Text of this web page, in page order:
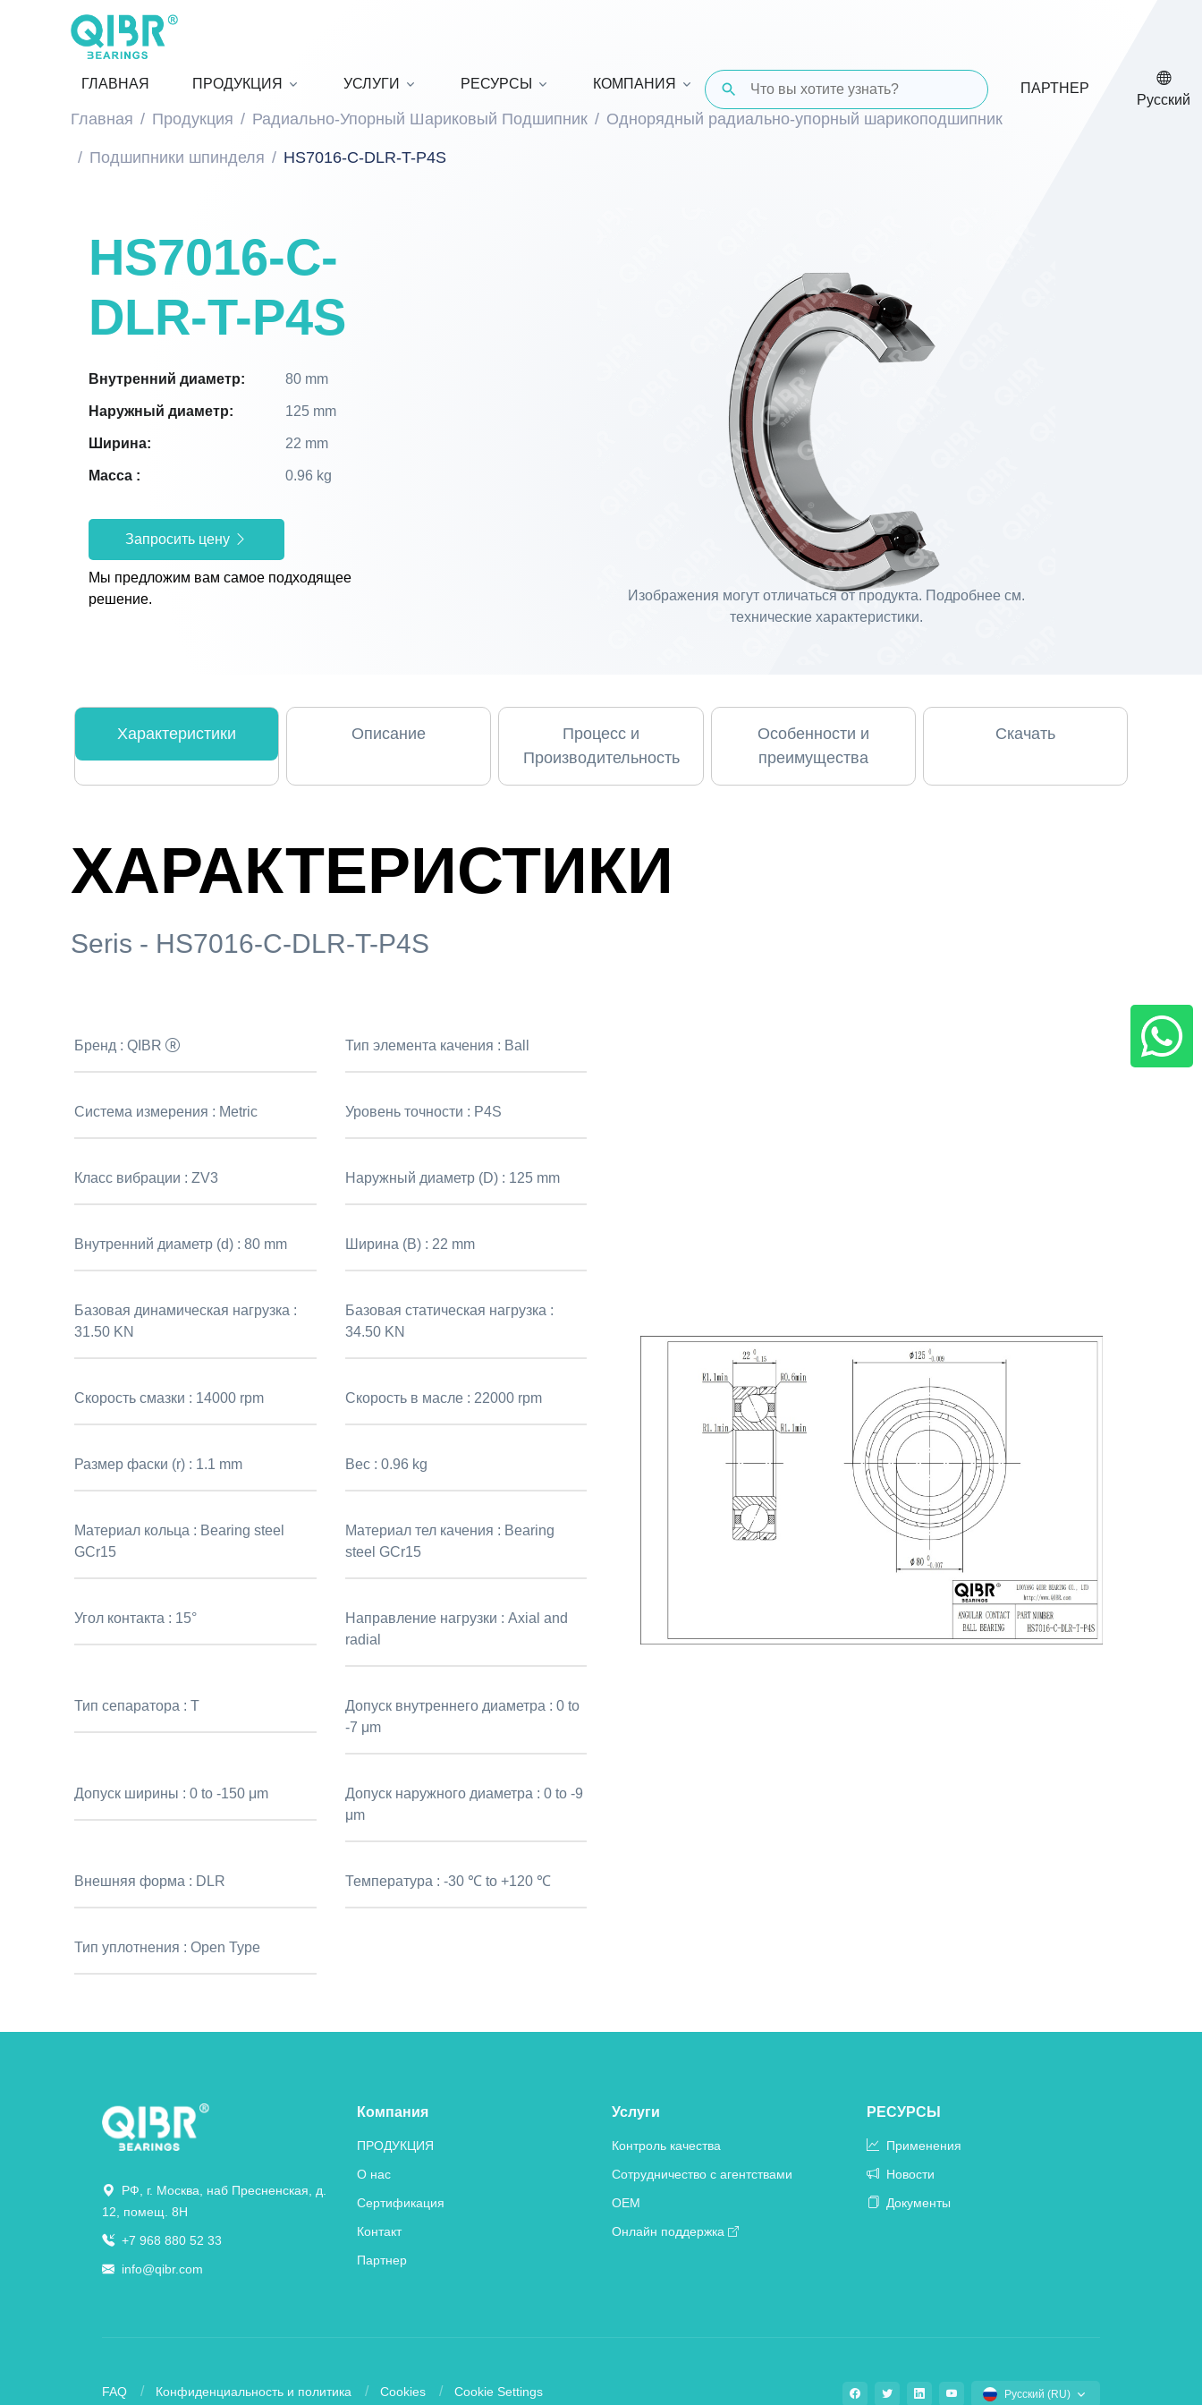
ГЛАВНАЯ ПРОДУКЦИЯ УСЛУГИ РЕСУРСЫ КОМПАНИЯ ПАРТНЕР
Русский
Главная Продукция Радиально-Упорный Шариковый Подшипник Однорядный радиально-упорный шарикоподшипник
Подшипники шпинделя HS7016-C-DLR-T-P4S
HS7016-C-
DLR-T-P4S
Внутренний диаметр: 80 mm
Наружный диаметр: 125 mm
Ширина: 22 mm
Масса : 0.96 kg
Запросить цену
Мы предложим вам самое подходящее
решение.
Изображения могут отличаться от продукта. Подробнее см.
технические характеристики.
Характеристики Описание
Процесс и
Производительность
Особенности и
преимущества
Скачать
ХАРАКТЕРИСТИКИ
Seris - HS7016-C-DLR-T-P4S
Бренд :QIBR Тип элемента качения : Ball
Система измерения : Metric Уровень точности : P4S
Класс вибрации :ZV3 Наружный диаметр (D) : 125 mm
Внутренний диаметр (d) :80 mm Ширина (B) : 22 mm
Базовая динамическая нагрузка :
31.50 KN
Базовая статическая нагрузка :
34.50 KN
Скорость смазки : 14000 rpm Скорость в масле : 22000 rpm
Размер фаски (r) : 1.1 mm Вес : 0.96 kg
Материал кольца : Bearing steel
GCr15
Материал тел качения : Bearing
steel GCr15
Угол контакта : 15° Направление нагрузки : Axial and
radial
Тип сепаратора :T Допуск внутреннего диаметра : 0 to
-7 μm
Допуск ширины :0 to -150 μm Допуск наружного диаметра : 0 to -9
μm
Внешняя форма : DLR Температура : -30 ℃ to +120 ℃
Тип уплотнения :Open Type
РФ, г. Москва, наб Пресненская, д.
12, помещ. 8Н
+7 968 880 52 33
info@qibr.com
Компания
ПРОДУКЦИЯ
О нас
Сертификация
Контакт
Партнер
Услуги
Контроль качества
Сотрудничество с агентствами
OEM
Онлайн поддержка
РЕСУРСЫ
Применения
Новости
Документы
FAQ Конфиденциальность и политика Cookies Cookie Settings Русский (RU)